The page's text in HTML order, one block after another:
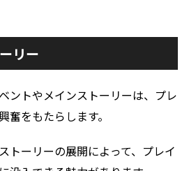
リー
ントやメインストーリーは、プレ
奮をもたらします。
トーリーの展開によって、プレイ